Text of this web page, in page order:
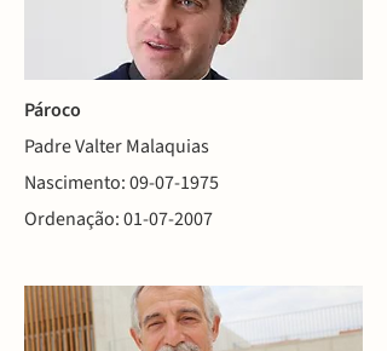
Pároco
Padre Valter Malaquias
Nascimento: 09-07-1975
Ordenação: 01-07-2007